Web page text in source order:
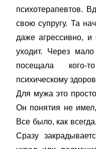
психотерапевтов.
свою супругу. Та
даже агрессивно,
уходит. Через
посещала
психическому
Для мужа это
Он понятия не имел,
Все было, как
Сразу